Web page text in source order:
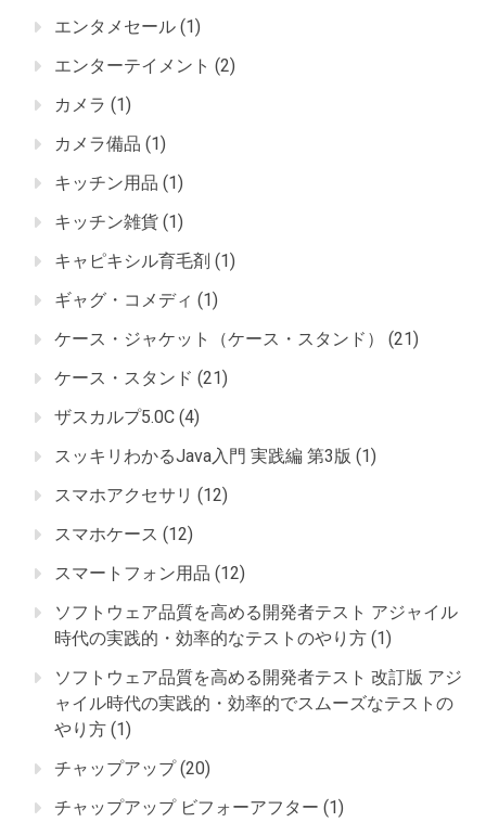
エンタメセール (1)
エンターテイメント (2)
カメラ (1)
カメラ備品 (1)
キッチン用品 (1)
キッチン雑貨 (1)
キャピキシル育毛剤 (1)
ギャグ・コメディ (1)
ケース・ジャケット（ケース・スタンド）
(21)
ケース・スタンド (21)
ザスカルプ5.0C (4)
スッキリわかるJava入門 実践編 第3版 (1)
スマホアクセサリ (12)
スマホケース (12)
スマートフォン用品 (12)
ソフトウェア品質を高める開発者テスト アジャイル
時代の実践的・効率的なテストのやり方 (1)
ソフトウェア品質を高める開発者テスト 改訂版 アジ
ャイル時代の実践的・効率的でスムーズなテストの
やり方 (1)
チャップアップ(20)
チャップアップ ビフォーアフター (1)